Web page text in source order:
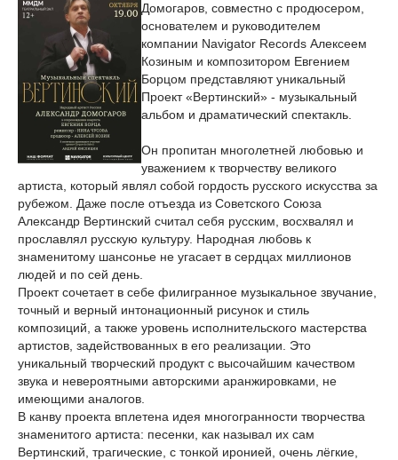
Домогаров, совместно с продюсером,
основателем и руководителем
компании Navigator Records Алексеем
Козиным и композитором Евгением
Борцом представляют уникальный
Проект «Вертинский» - музыкальный
альбом и драматический спектакль.
Он пропитан многолетней любовью и
уважением к творчеству великого
артиста, который являл собой гордость русского искусства за
рубежом. Даже после отъезда из Советского Союза
Александр Вертинский считал себя русским, восхвалял и
прославлял русскую культуру. Народная любовь к
знаменитому шансонье не угасает в сердцах миллионов
людей и по сей день.
Проект сочетает в себе филигранное музыкальное звучание,
точный и верный интонационный рисунок и стиль
композиций, а также уровень исполнительского мастерства
артистов, задействованных в его реализации. Это
уникальный творческий продукт с высочайшим качеством
звука и невероятными авторскими аранжировками, не
имеющими аналогов.
В канву проекта вплетена идея многогранности творчества
знаменитого артиста: песенки, как называл их сам
Вертинский, трагические, с тонкой иронией, очень лёгкие,